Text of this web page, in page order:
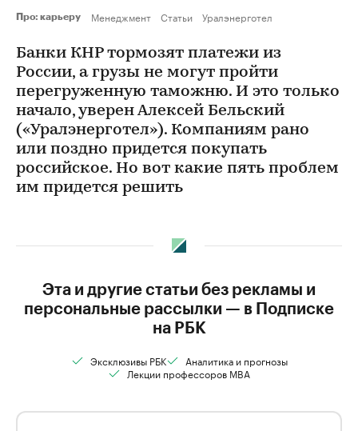
Про: карьеру Менеджмент Статьи Уралэнерготел
Банки КНР тормозят платежи из
России, а грузы не могут пройти
перегруженную таможню. И это только
начало, уверен Алексей Бельский
(«Уралэнерготел»). Компаниям рано
или поздно придется покупать
российское. Но вот какие пять проблем
им придется решить
Эта и другие статьи без рекламы и
персональные рассылки — в Подписке
на РБК
Эксклюзивы РБК
Аналитика и прогнозы
Лекции профессоров MBA